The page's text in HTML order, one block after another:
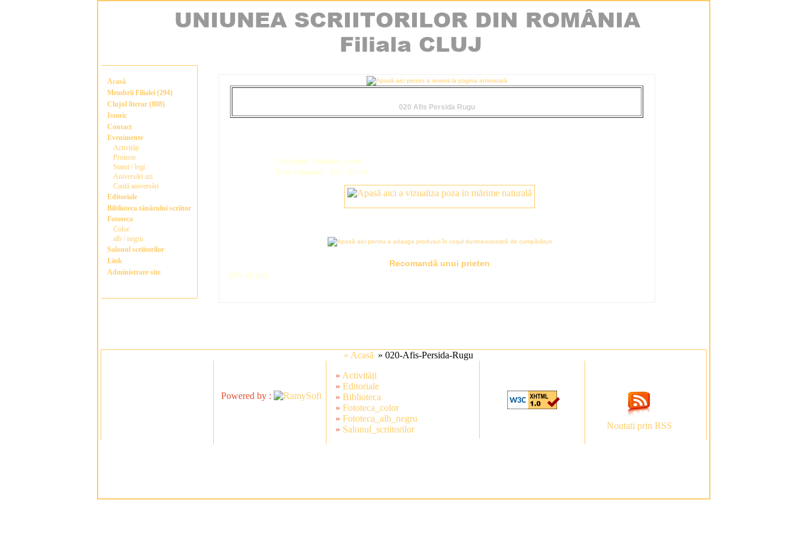
Acasă
Membrii Filialei (294)
Clujul literar (808)
Istoric
Contact
Evenimente
Activități
Proiecte
Statut / legi
Aniversări azi
Caută aniversări
Editoriale
Biblioteca tânărului scriitor
Fototeca
Color
alb / negru
Salonul scriitorilor
Link
Administrare site
020 Afis Persida Rugu
Categoria : Fototeca_color
Data adăugării : 2011-05-09
Recomandă unui prieten
805 afișări
» Acasă » 020-Afis-Persida-Rugu
Powered by :
» Activități
»Editoriale
»Biblioteca
»Fototeca_color
»Fototeca_alb_negru
» Salonul_scriitorilor Noutati prin RSS